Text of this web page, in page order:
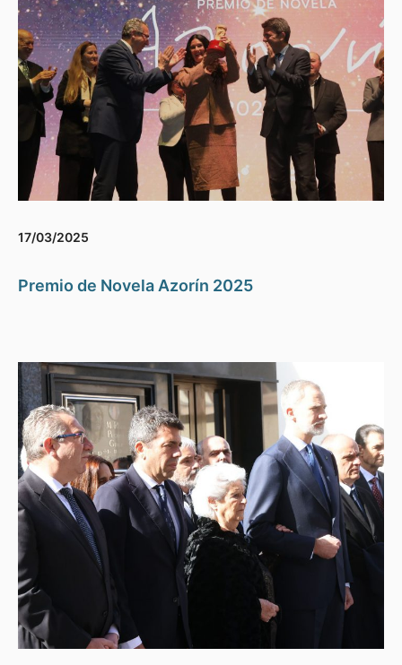
17/03/2025
Premio de Novela Azorín 2025